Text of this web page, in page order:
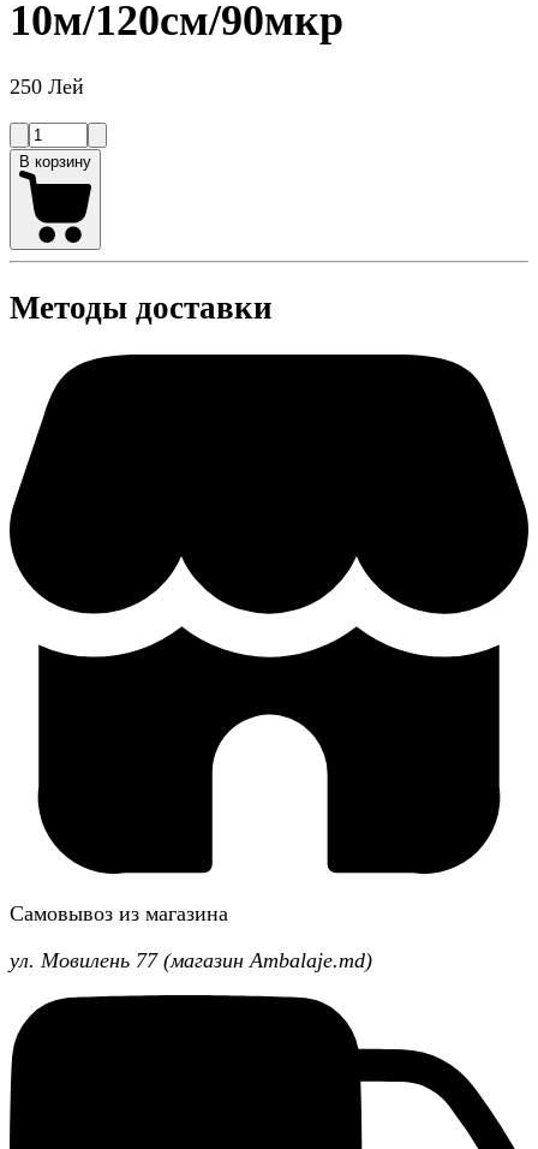
10м/120см/90мкр
250 Лей
В корзину
Методы доставки
Самовывоз из магазина
ул. Мовилень 77 (магазин Ambalaje.md)